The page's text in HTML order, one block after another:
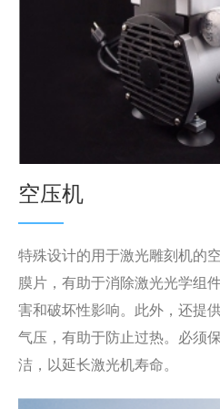
空压机
特殊设计的用于激光雕刻机的
膜片，有助于消除激光光学组
害和破坏性影响。此外，还提
气压，有助于防止过热。必须
洁，以延长激光机寿命。